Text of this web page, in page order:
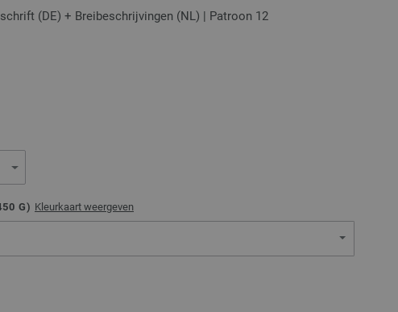
(DE) + Breibeschrijvingen (NL) | Patroon 12
G) Kleurkaart weergeven